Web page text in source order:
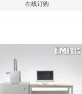
在线订购